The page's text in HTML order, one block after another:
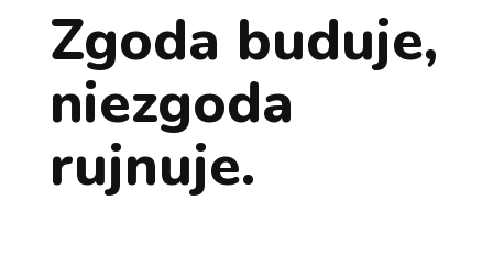
Zgoda buduje,
niezgoda
rujnuje.